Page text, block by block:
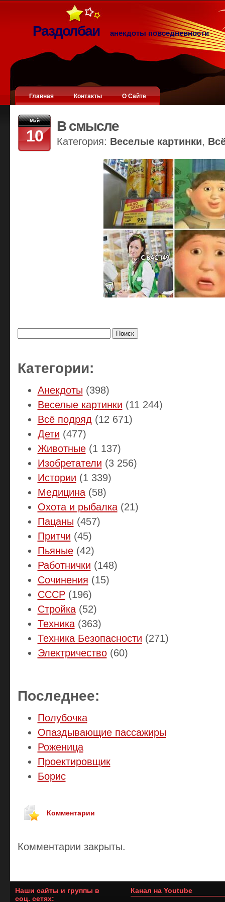
Раздолбаи анекдоты повседневности
Главная Контакты О Сайте
Май
10
В смысле
Категория: Веселые картинки,
Категории:
Анекдоты (398)
Веселые картинки (11 244)
Всё подряд (12 671)
Дети (477)
Животные(1 137)
Изобретатели (3 256)
Истории (1 339)
Медицина(58)
Охота и рыбалка(21)
Пацаны (457)
Притчи (45)
Пьяные(42)
Работнички (148)
Сочинения (15)
СССР(196)
Стройка(52)
Техника(363)
Техника Безопасности (271)
Электричество(60)
Последнее:
Полубочка
Опаздывающие пассажиры
Роженица
Проектировщик
Борис
Комментарии
Комментарии закрыты.
Наши сайты и группы в
соц. сетях:
Канал на Youtube